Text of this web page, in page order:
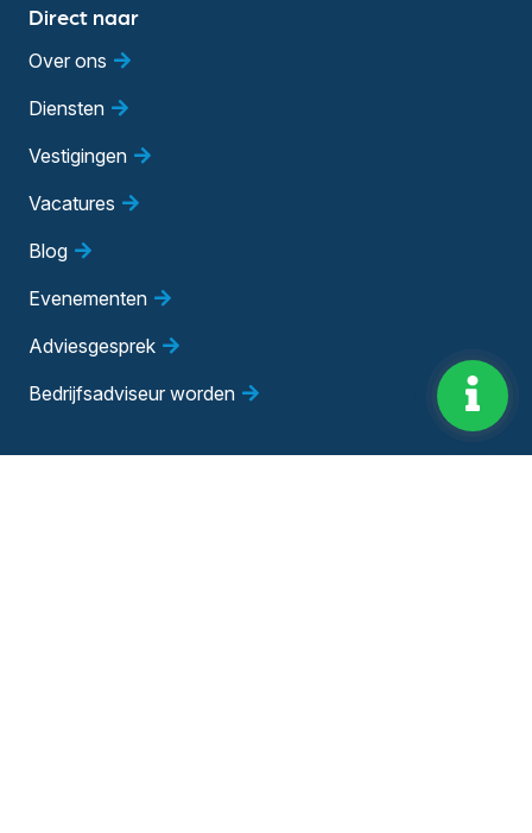
Direct naar
Over ons
Diensten
Vestigingen
Vacatures
Blog
Evenementen
Adviesgesprek
Bedrijfsadviseur worden